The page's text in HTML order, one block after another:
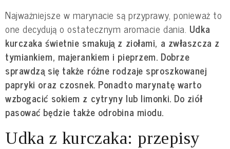
Najważniejsze w marynacie są przyprawy, ponieważ to
one decydują o ostatecznym aromacie dania. Udka
kurczaka świetnie smakują z ziołami, a zwłaszcza z
tymiankiem, majerankiem i pieprzem. Dobrze
sprawdzą się także różne rodzaje sproszkowanej
papryki oraz czosnek. Ponadto marynatę warto
wzbogacić sokiem z cytryny lub limonki. Do ziół
pasować będzie także odrobina miodu.
Udka z kurczaka: przepisy